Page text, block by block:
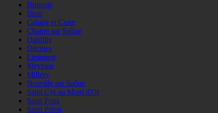
Brignais
Bron
Caluire et Cuire
Chalon sur Saône
Dardilly
Décines
Limonest
Meyzieu
Millery
Neuville sur Saône
Saint Cyr au Mont d'Or
Saint Fons
Saint Priest